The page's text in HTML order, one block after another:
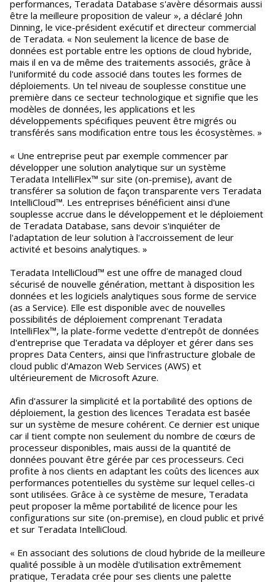
performances, Teradata Database s'avère désormais aussi
être la meilleure proposition de valeur », a déclaré John
Dinning, le vice-président exécutif et directeur commercial
de Teradata. « Non seulement la licence de base de
données est portable entre les options de cloud hybride,
mais il en va de même des traitements associés, grâce à
l'uniformité du code associé dans toutes les formes de
déploiements. Un tel niveau de souplesse constitue une
première dans ce secteur technologique et signifie que les
modèles de données, les applications et les
développements spécifiques peuvent être migrés ou
transférés sans modification entre tous les écosystèmes. »
« Une entreprise peut par exemple commencer par
développer une solution analytique sur un système
Teradata IntelliFlex™ sur site (on-premise), avant de
transférer sa solution de façon transparente vers Teradata
IntelliCloud™. Les entreprises bénéficient ainsi d'une
souplesse accrue dans le développement et le déploiement
de Teradata Database, sans devoir s'inquiéter de
l'adaptation de leur solution à l'accroissement de leur
activité et besoins analytiques. »
Teradata IntelliCloud™ est une offre de managed cloud
sécurisé de nouvelle génération, mettant à disposition les
données et les logiciels analytiques sous forme de service
(as a Service). Elle est disponible avec de nouvelles
possibilités de déploiement comprenant Teradata
IntelliFlex™, la plate-forme vedette d'entrepôt de données
d'entreprise que Teradata va déployer et gérer dans ses
propres Data Centers, ainsi que l'infrastructure globale de
cloud public d'Amazon Web Services (AWS) et
ultérieurement de Microsoft Azure.
Afin d'assurer la simplicité et la portabilité des options de
déploiement, la gestion des licences Teradata est basée
sur un système de mesure cohérent. Ce dernier est unique
car il tient compte non seulement du nombre de cœurs de
processeur disponibles, mais aussi de la quantité de
données pouvant être gérée par ces processeurs. Ceci
profite à nos clients en adaptant les coûts des licences aux
performances potentielles du système sur lequel celles-ci
sont utilisées. Grâce à ce système de mesure, Teradata
peut proposer la même portabilité de licence pour les
configurations sur site (on-premise), en cloud public et privé
et sur Teradata IntelliCloud.
« En associant des solutions de cloud hybride de la meilleure
qualité possible à un modèle d'utilisation extrêmement
pratique, Teradata crée pour ses clients une palette